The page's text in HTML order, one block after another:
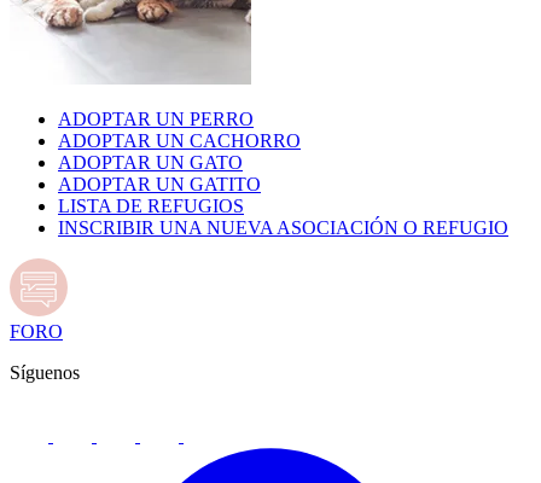
ADOPTAR UN PERRO
ADOPTAR UN CACHORRO
ADOPTAR UN GATO
ADOPTAR UN GATITO
LISTA DE REFUGIOS
INSCRIBIR UNA NUEVA ASOCIACIÓN O REFUGIO
FORO
Síguenos